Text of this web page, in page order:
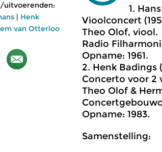
uitvoerenden:
| Henk
van Otterloo
1.
Vioolconcert
Theo Olof, viool.
Radio
Opname: 1961.
2. Henk Badings
Concerto voor 2
Theo Olof &
Opname: 1983.
Samenstelling: